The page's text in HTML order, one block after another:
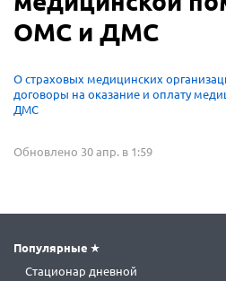
ОМС и ДМС
О страховых медицинских
договоры на оказание и оплату
ДМС
Обновлено 30 апр. в 1:59
Популярные
Стационар дневной